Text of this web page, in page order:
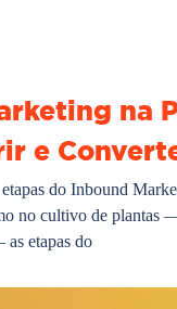
na
e
do Inbound
no cultivo de plantas
etapas do